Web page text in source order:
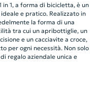
in 1, a forma di bicicletta, è un
e pratico. Realizzato in
la forma di una
tra cui un apribottiglie, un
e un cacciavite a croce,
per ogni necessità. Non solo
regalo aziendale unica e